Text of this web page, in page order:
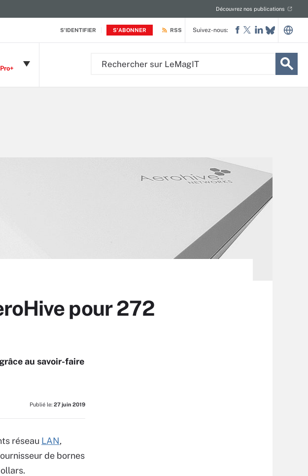
S'IDENTIFIER S'ABONNER
Découvrez nos publications
RSS
Pro+
Suivez-nous:
pour 272
au savoir-faire
Publié le: 27 juin 2019
réseau LAN,
de bornes